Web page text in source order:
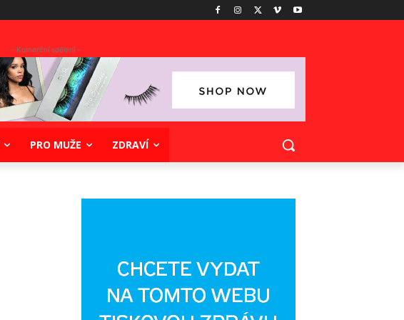
- Komerční sdělení -
PRO MUŽE ZDRAVÍ